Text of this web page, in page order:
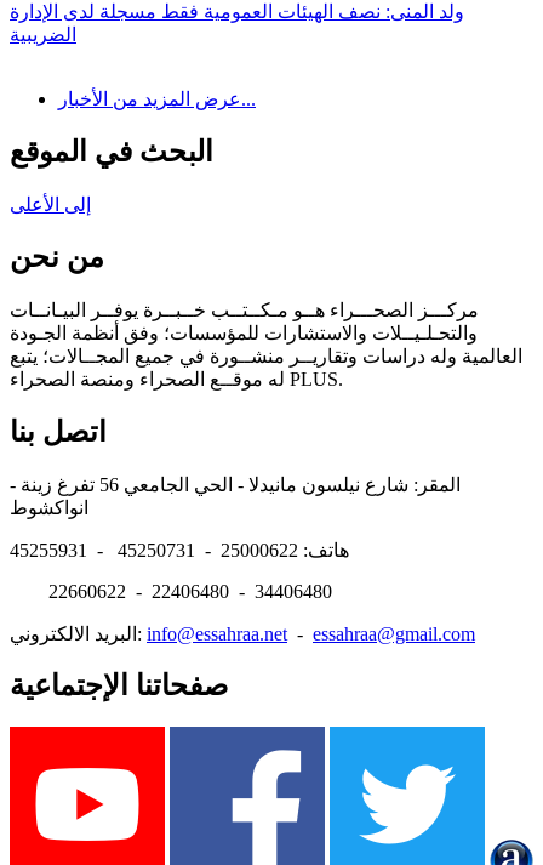
ولد المنى: نصف الهيئات العمومية فقط مسجلة لدى الإدارة
الضريبية
عرض المزيد من الأخبار...
البحث في الموقع
إلى الأعلى
من نحن
مركـــز الصحـــراء هــو مـكــتــب خــبــرة يوفــر البيـانــات
والتحـلـيــلات والاستشارات للمؤسسات؛ وفق أنظمة الجـودة
العالمية وله دراسات وتقاريــر منشــورة في جميع المجــالات؛ يتبع
له موقــع الصحراء ومنصة الصحراء PLUS.
اتصل بنا
المقر: شارع نيلسون مانيدلا - الحي الجامعي 56 تفرغ زينة -
هاتف: 25000622 - 45250731 - 45255931
22660622 - 22406480 - 34406480
البريد الالكتروني: info@essahraa.net - essahraa@gmail.com
صفحاتنا الإجتماعية